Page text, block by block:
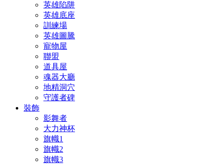
英雄陷阱
英雄底座
訓練場
英雄圖騰
寵物屋
聯盟
道具屋
魂器大廳
地精洞穴
守護者碑
裝飾
影舞者
大力神杯
旗幟1
旗幟2
旗幟3